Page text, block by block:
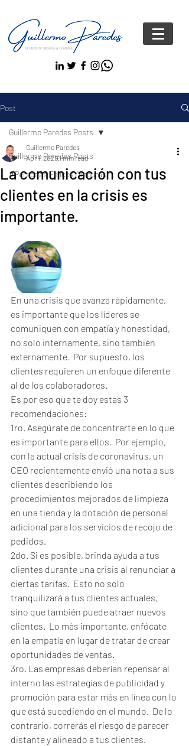
Post
Guillermo Paredes Posts
#Personas FelicesYseguras
Guillermo Paredes Posts
La comunicación con tus
clientes en la crisis es
importante.
Guillermo Paredes
Apr 1, 20201 min read
En una crisis que avanza rápidamente,
es importante que los líderes se
comuniquen con empatía y honestidad,
no solo internamente, sino también
externamente.  Por supuesto, los
clientes requieren un enfoque diferente
al de los colaboradores.
Es por eso que te doy estas 3
recomendaciones:
1ro. Asegúrate de concentrarte en lo que
es importante para ellos.  Por ejemplo,
con la actual crisis de coronavirus, un
CEO recientemente envió una nota a sus
clientes describiendo los
procedimientos mejorados de limpieza
en una tienda y la dotación de personal
adicional para los servicios de recojo de
pedidos.
2do. Si es posible, brinda ayuda a tus
clientes durante una crisis al renunciar a
ciertas tarifas.  Esto no solo
tranquilizará a tus clientes actuales,
sino que también puede atraer nuevos
clientes.  Lo más importante, enfócate
en la empatía en lugar de tratar de crear
oportunidades de ventas.
3ro. Las empresas deberían repensar al
interno las estrategias de publicidad y
promoción para estar más en línea con lo
que está sucediendo en el mundo.  De lo
contrario, correrás el riesgo de parecer
distante y alineado a tus clientes.